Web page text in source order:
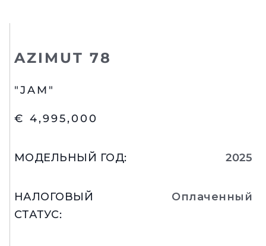
AZIMUT 78
"JAM"
€ 4,995,000
МОДЕЛЬНЫЙ ГОД: 2025
НАЛОГОВЫЙ
СТАТУС:
Оплаченный